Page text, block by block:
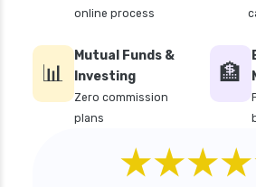
future generali group health
future generali health
plan
future generali health
insurance plan
future generali health surplus
future generali hospicash
online process
📊
Mutual Funds &
Investing
Zero commission
plans
🏦